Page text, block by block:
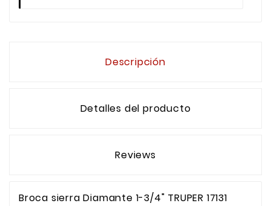
Descripción
Detalles del producto
Reviews
Broca sierra Diamante 1-3/4" TRUPER 17131